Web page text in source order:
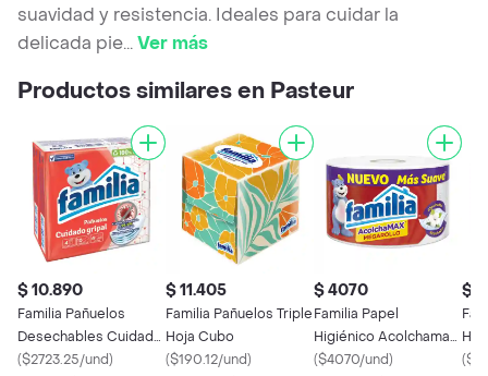
suavidad y resistencia. Ideales para cuidar la
delicada pie...Ver más
Productos similares en Pasteur
$ 10.890
Familia Pañuelos
Desechables Cuidado
Gripal
($2723.25/und)
$ 11.405
Familia Pañuelos Triple
Hoja Cubo
($190.12/und)
$ 4070
Familia Papel
Higiénico Acolchamax
Megarollo Triple Hoja
($4070/und)
$
(